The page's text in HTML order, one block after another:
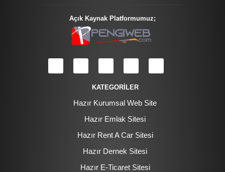
Açık Kaynak Platformumuz;
KATEGORİLER
Hazır Kurumsal Web Site
Hazır Emlak Sitesi
Hazır Rent A Car Sitesi
Hazır Dernek Sitesi
Hazır E-Ticaret Sitesi